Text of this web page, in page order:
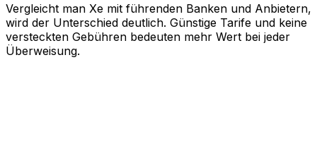
Vergleicht man Xe mit führenden Banken und Anbietern,
wird der Unterschied deutlich. Günstige Tarife und keine
versteckten Gebühren bedeuten mehr Wert bei jeder
Überweisung.